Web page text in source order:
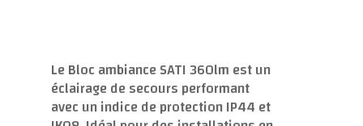
Le Bloc ambiance SATI 360lm est un
éclairage de secours performant
avec un indice de protection IP44 et